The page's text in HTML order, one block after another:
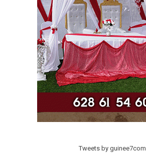
Tweets by guinee7com